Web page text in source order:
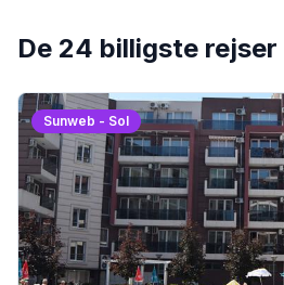
De 24 billigste
Sunweb - Sol